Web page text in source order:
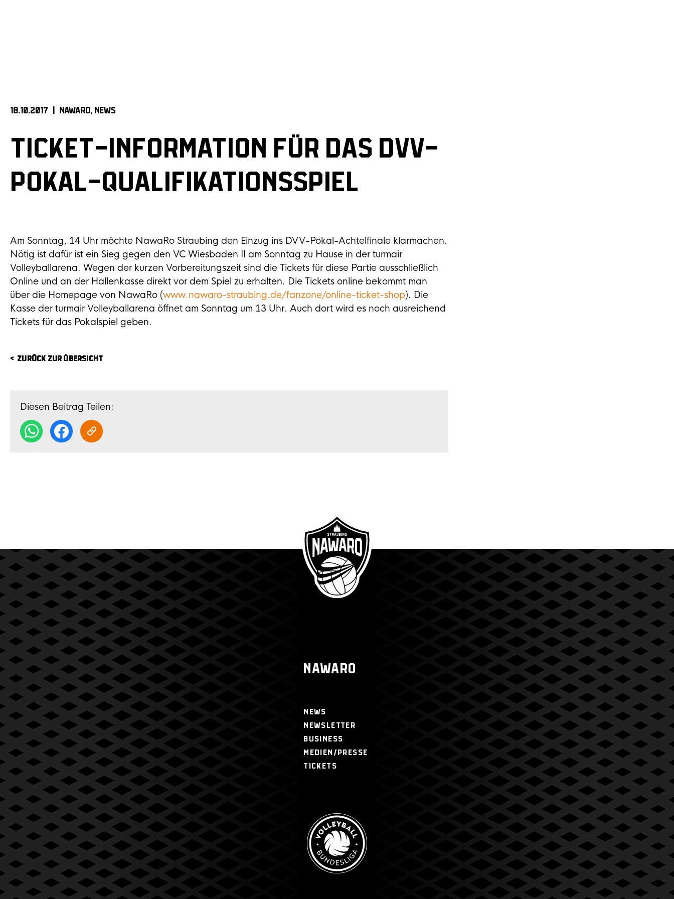
18.10.2017 | NAWARO NEWS
TICKET-INFORMATION FÜR DAS DVV-
POKAL-QUALIFIKATIONSSPIEL
Am Sonntag, 14 Uhr möchte NawaRo Straubing den Einzug ins DVV-Pokal-Achtelfinale klarmachen.
Nötig ist dafür ist ein Sieg gegen den VC Wiesbaden II am Sonntag zu Hause in der turmair
Volleyballarena. Wegen der kurzen Vorbereitungszeit sind die Tickets für diese Partie ausschließlich
Online und an der Hallenkasse direkt vor dem Spiel zu erhalten. Die Tickets online bekommt man
über die Homepage von NawaRo (www.nawaro-straubing.de/fanzone/online-ticket-shop). Die
Kasse der turmair Volleyballarena öffnet am Sonntag um 13 Uhr. Auch dort wird es noch ausreichend
Tickets für das Pokalspiel geben.
ZURÜCK ZUR ÜBERSICHT
Diesen Beitrag Teilen:
NAWARO
NEWS
NEWSLETTER
BUSINESS
MEDIEN/PRESSE
TICKETS